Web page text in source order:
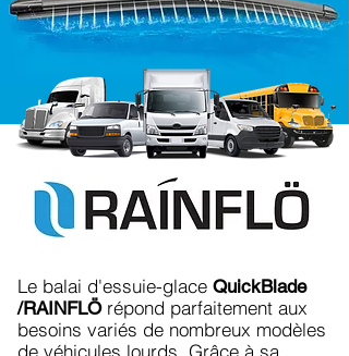
Le balai d'essuie-glace QuickBlade
/RAINFLÖrépond parfaitement aux
besoins variés de nombreux modèles
de véhicules lourds. Grâce à sa